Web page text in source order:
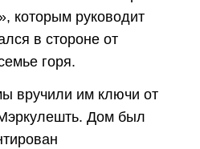
которым руководит
в стороне от
горя.
вручили им ключи от
Дом был